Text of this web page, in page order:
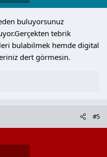
buluyorsunuz
tebrik
bulabilmek hemde digital
dert görmesin.
#5